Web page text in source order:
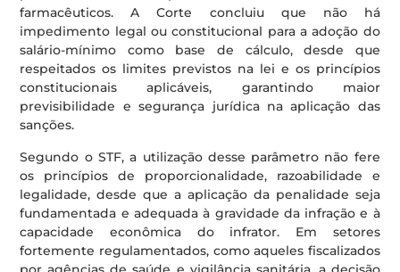
farmacêuticos. A Corte concluiu que não há
impedimento legal ou constitucional para a adoção do
salário-mínimo como base de cálculo, desde que
respeitados os limites previstos na lei e os princípios
constitucionais aplicáveis, garantindo maior
previsibilidade e segurança jurídica na aplicação das
sanções.
Segundo o STF, a utilização desse parâmetro não fere
os princípios de proporcionalidade, razoabilidade e
legalidade, desde que a aplicação da penalidade seja
fundamentada e adequada à gravidade da infração e à
capacidade econômica do infrator. Em setores
fortemente regulamentados, como aqueles fiscalizados